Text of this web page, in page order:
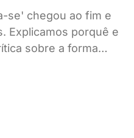
se' chegou ao fim e
Explicamos porquê e
sobre a forma